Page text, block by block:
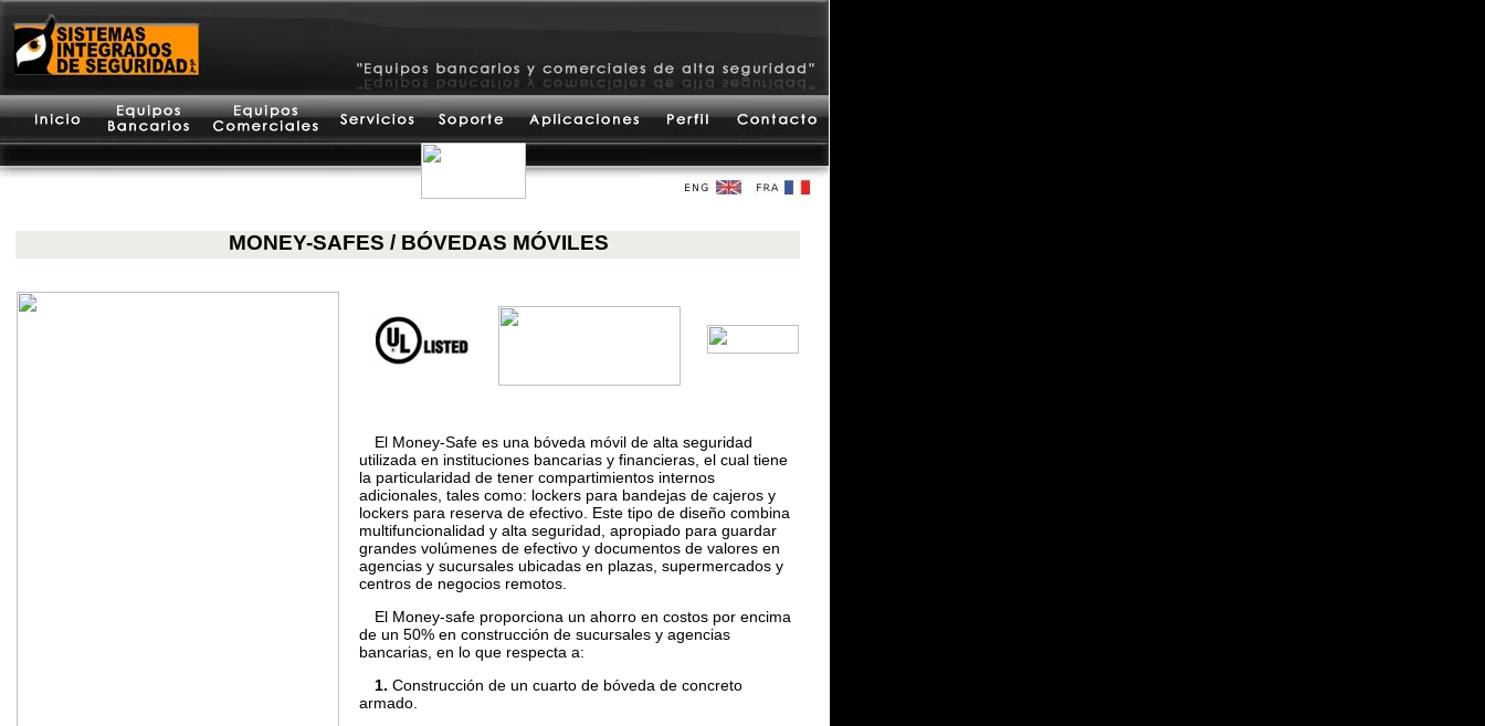
El Money-Safe es una bóveda móvil de alta seguridad
utilizada en instituciones bancarias y financieras, el cual tiene
la particularidad de tener compartimientos internos
adicionales, tales como: lockers para bandejas de cajeros y
lockers para reserva de efectivo. Este tipo de diseño combina
multifuncionalidad y alta seguridad, apropiado para guardar
grandes volúmenes de efectivo y documentos de valores en
agencias y sucursales ubicadas en plazas, supermercados y
centros de negocios remotos.
El Money-safe proporciona un ahorro en costos por encima
de un 50% en construcción de sucursales y agencias
bancarias, en lo que respecta a:
1. Construcción de un cuarto de bóveda de concreto
armado.
MONEY-SAFES / BÓVEDAS MÓVILES